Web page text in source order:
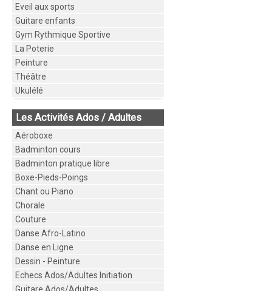
Eveil aux sports
Guitare enfants
Gym Rythmique Sportive
La Poterie
Peinture
Théâtre
Ukulélé
Les Activités Ados / Adultes
Aéroboxe
Badminton cours
Badminton pratique libre
Boxe-Pieds-Poings
Chant ou Piano
Chorale
Couture
Danse Afro-Latino
Danse en Ligne
Dessin - Peinture
Echecs Ados/Adultes Initiation